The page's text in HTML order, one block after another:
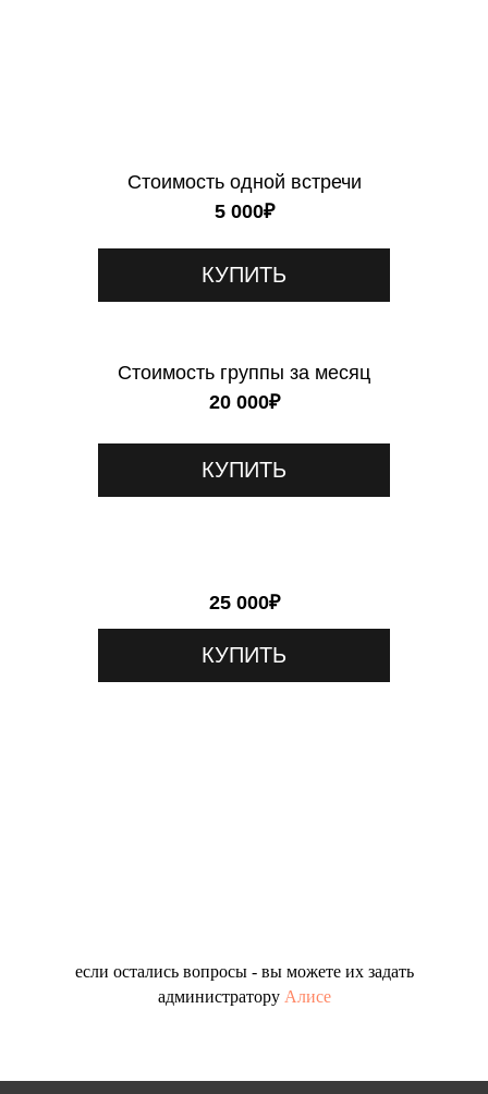
КУПИТЬ
КУПИТЬ
КУПИТЬ
Стоимость одной встречи
5 000₽
Стоимость группы за месяц
20 000₽
25 000₽
если остались вопросы - вы можете их задать
администратору Алисе